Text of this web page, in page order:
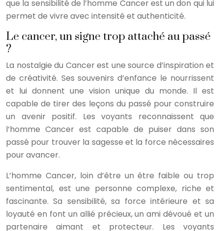
que la sensibilité de l’homme Cancer est un don qui lui
permet de vivre avec intensité et authenticité.
Le cancer, un signe trop attaché au passé
?
La nostalgie du Cancer est une source d’inspiration et
de créativité. Ses souvenirs d’enfance le nourrissent
et lui donnent une vision unique du monde. Il est
capable de tirer des leçons du passé pour construire
un avenir positif. Les voyants reconnaissent que
l’homme Cancer est capable de puiser dans son
passé pour trouver la sagesse et la force nécessaires
pour avancer.
L’homme Cancer, loin d’être un être faible ou trop
sentimental, est une personne complexe, riche et
fascinante. Sa sensibilité, sa force intérieure et sa
loyauté en font un allié précieux, un ami dévoué et un
partenaire aimant et protecteur. Les voyants